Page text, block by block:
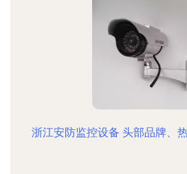
浙江安防监控设备 头部品牌、